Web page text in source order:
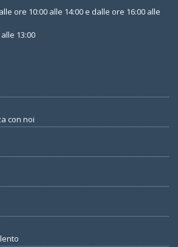
ore 10:00 alle 14:00 e dalle ore 16:00 alle
13:00
con noi